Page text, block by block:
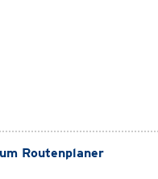
Routenplaner